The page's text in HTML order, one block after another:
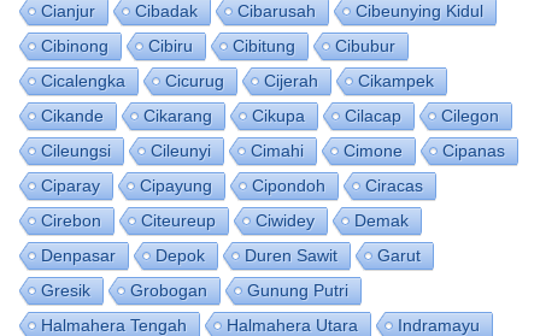
Cianjur
Cibadak Cibarusah
Cibeunying Kidul
Cibinong
Cibiru Cibitung
Cibubur
Cicalengka
Cicurug Cijerah
Cikampek
Cikande
Cikarang Cikupa Cilacap
Cilegon
Cileungsi
Cileunyi Cimahi Cimone
Cipanas
Ciparay
Cipayung Cipondoh
Ciracas
Cirebon
Citeureup Ciwidey
Demak
Denpasar
Depok Duren Sawit
Garut
Gresik
Grobogan
Gunung Putri
Halmahera Tengah
Halmahera Utara
Indramayu